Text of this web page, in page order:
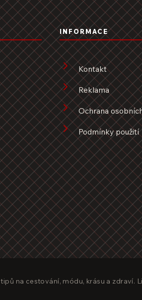
INFORMACE
Kontakt
Reklama
Ochrana
Podmínky použití
na cestování, módu, krásu a zdraví.